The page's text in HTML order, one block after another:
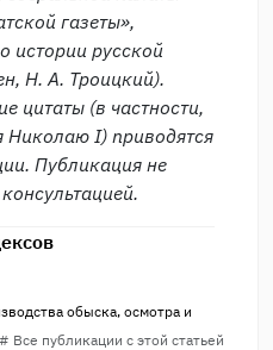
газеты»,
истории русской
Н. А. Троицкий).
цитаты (в частности,
I) приводятся
Публикация не
обыска, осмотра и
# Все публикации с этой статьей